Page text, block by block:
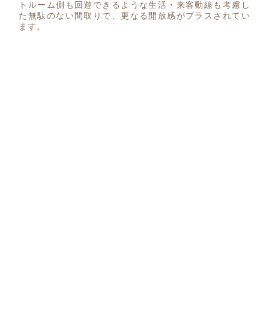
トルーム側も回遊できるような生活・来客動線も考慮し
た無駄のない間取りで、更なる開放感がプラスされてい
ます。